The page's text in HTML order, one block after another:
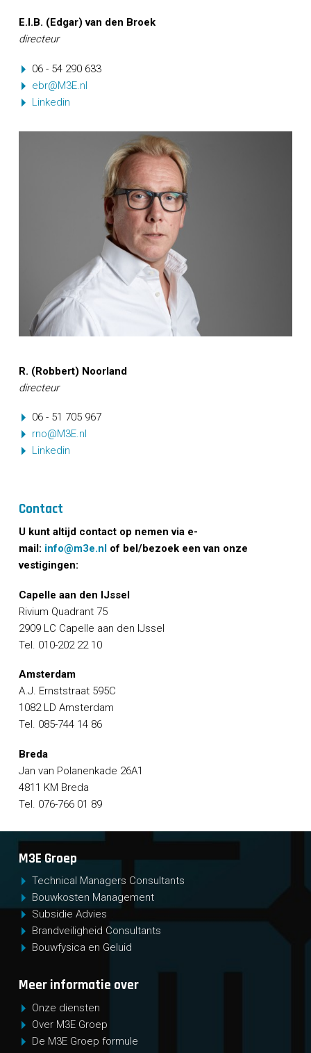
E.I.B. (Edgar) van den Broek
directeur
06 - 54 290 633
ebr@M3E.nl
Linkedin
R. (Robbert) Noorland
directeur
06 - 51 705 967
rno@M3E.nl
Linkedin
Contact
U kunt altijd contact op nemen via e-
mail: info@m3e.nlof bel/bezoek een van onze
vestigingen:
Capelle aan den IJssel
Rivium Quadrant 75
2909 LC Capelle aan den IJssel
Tel. 010-202 22 10
Amsterdam
A.J. Ernststraat 595C
1082 LD Amsterdam
Tel. 085-744 14 86
Breda
Jan van Polanenkade 26A1
4811 KM Breda
Tel. 076-766 01 89
M3E Groep
Technical Managers Consultants
Bouwkosten Management
Subsidie Advies
Brandveiligheid Consultants
Bouwfysica en Geluid
Meer informatie over
Onze diensten
Over M3E Groep
De M3E Groep formule